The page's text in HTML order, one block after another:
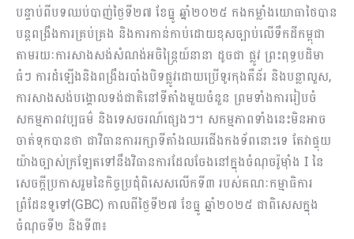
បន្ទាប់ពីបទឈប់បាញ់ថ្ងៃទី២៧ ខែធ្នូ ឆ្នាំ២០២៥ កងកម្លាំងយោធាថៃបាន
បន្តពង្រឹងការគ្រប់គ្រង និងការកាន់កាប់ដោយខុសច្បាប់លើទឹកដីកម្ពុជា
តាមរយៈការសាងសង់សំណង់អចិន្ត្រៃយ៍នានា ដូចជា ផ្លូវ ព្រះពុទ្ធបដិមា
ធំៗ ការដំឡើងនិងពង្រឹងរបាំងបិទផ្លូវដោយប្រើទូរកុងតឺន័រ និងបន្លាលួស,
ការសាងសង់បង្គោលទង់ជាតិនៅទីតាំងមួយចំនួន ព្រមទាំងការរៀបចំ
សកម្មភាពវប្បធម៌ និងទេសចរណ៍ផ្សេងៗ។ សកម្មភាពទាំងនេះមិនអាច
ចាត់ទុកបានថា ជាវិធានការរក្សាទីតាំងឈរជើងកងទ័ពនោះទេ តែវាផ្ទុយ
យ៉ាងច្បាស់ក្រឡែតទៅនឹងវិធានការដែលចែងនៅក្នុងចំណុចរ៉ូម៉ាំង I នៃ
សេចក្តីប្រកាសរួមនៃកិច្ចប្រជុំពិសេសលើកទី៣ របស់គណៈកម្មាធិការ
ព្រំដែនទូទៅ(GBC) កាលពីថ្ងៃទី២៧ ខែធ្នូ ឆ្នាំ២០២៥ ជាពិសេសក្នុង
ចំណុចទី២ និងទី៣៖